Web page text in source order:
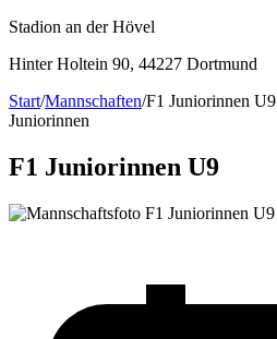
Stadion an der Hövel
Hinter Holtein 90, 44227 Dortmund
Start/Mannschaften/F1 Juniorinnen U9
Juniorinnen
F1 Juniorinnen U9